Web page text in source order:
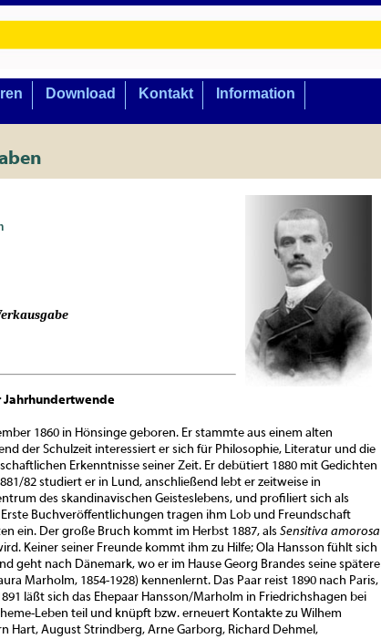
Download Kontakt Information
Jahrhundertwende
1860 in Hönsinge geboren. Er stammte aus einem alten
der Schulzeit interessiert er sich für Philosophie, Literatur und die
Erkenntnisse seiner Zeit. Er debütiert 1880 mit Gedichten
82 studiert er in Lund, anschließend lebt er zeitweise in
des skandinavischen Geisteslebens, und profiliert sich als
Erste Buchveröffentlichungen tragen ihm Lob und Freundschaft
ein. Der große Bruch kommt im Herbst 1887, als Sensitiva amorosa
Keiner seiner Freunde kommt ihm zu Hilfe; Ola Hansson fühlt sich
geht nach Dänemark, wo er im Hause Georg Brandes seine spätere
Marholm, 1854-1928) kennenlernt. Das Paar reist 1890 nach Paris,
läßt sich das Ehepaar Hansson/Marholm in Friedrichshagen bei
Leben teil und knüpft bzw. erneuert Kontakte zu Wilhem
Hart, August Strindberg, Arne Garborg, Richard Dehmel,